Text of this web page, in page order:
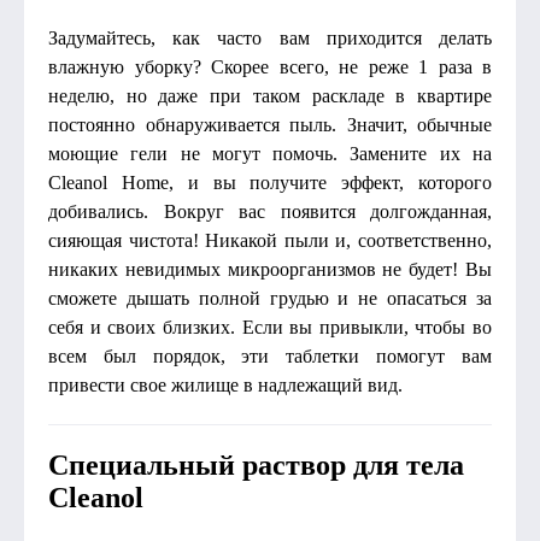
Задумайтесь, как часто вам приходится делать
влажную уборку? Скорее всего, не реже 1 раза в
неделю, но даже при таком раскладе в квартире
постоянно обнаруживается пыль. Значит, обычные
моющие гели не могут помочь. Замените их на
Cleanol Home, и вы получите эффект, которого
добивались. Вокруг вас появится долгожданная,
сияющая чистота! Никакой пыли и, соответственно,
никаких невидимых микроорганизмов не будет! Вы
сможете дышать полной грудью и не опасаться за
себя и своих близких. Если вы привыкли, чтобы во
всем был порядок, эти таблетки помогут вам
привести свое жилище в надлежащий вид.
Специальный раствор для тела
Cleanol